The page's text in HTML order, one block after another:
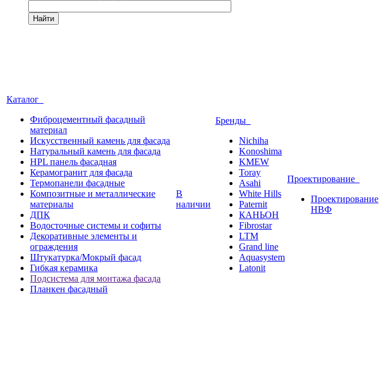
Найти
Каталог
Фиброцементный фасадный
материал
Искусственный камень для фасада
Натуральный камень для фасада
HPL панель фасадная
Керамогранит для фасада
Термопанели фасадные
Композитные и металлические
материалы
ДПК
Водосточные системы и софиты
Декоративные элементы и
ограждения
Штукатурка/Мокрый фасад
Гибкая керамика
Подсистема для монтажа фасада
Планкен фасадный
В
наличии
Бренды
Nichiha
Konoshima
KMEW
Toray
Asahi
White Hills
Paternit
КАНЬОН
Fibrostar
LTM
Grand line
Aquasystem
Latonit
Проектирование
Проектирование
НВФ